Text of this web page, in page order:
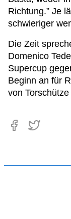
Richtung.” Je
schwieriger
Die Zeit
Domenico
Supercup
Beginn an für
von